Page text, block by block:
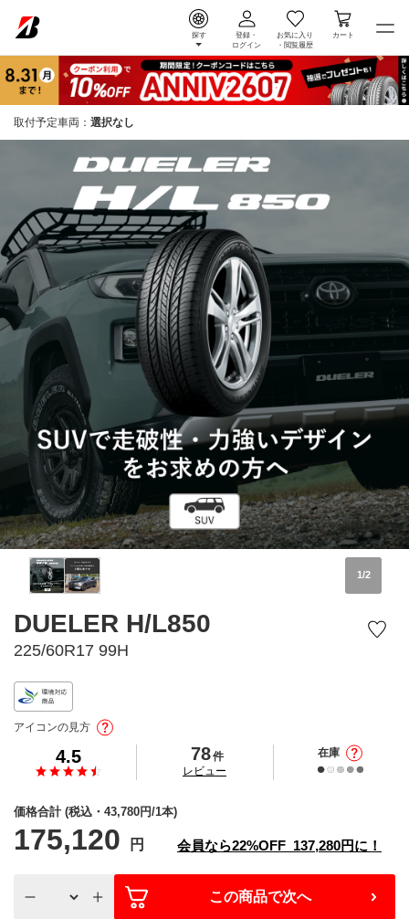
探す
登録・
ログイン
お気に入り
・ 閲覧履歴
カート
取付予定車両： 選択なし
1/2
DUELER H/L850
225/60R17 99H
4.5 78件
の
レビュー
在庫
アイコンの見方
価格合計 (税込・ 43,780円/1本)
175,120 円 会員なら22%OFF 137,280円に！
この商品で次へ